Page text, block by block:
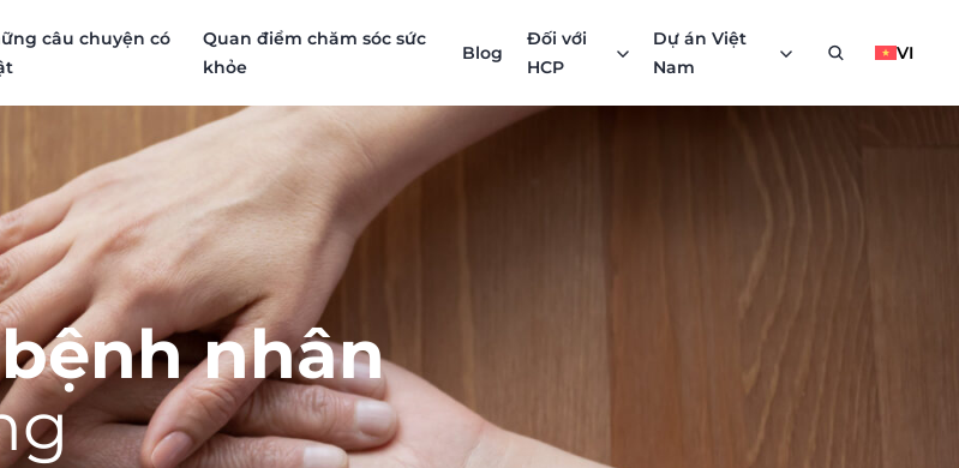
câu chuyện có
Quan điểm chăm sóc sức
khỏe
Blog
Đối với
HCP
Dự án Việt
Nam
VI
nhân